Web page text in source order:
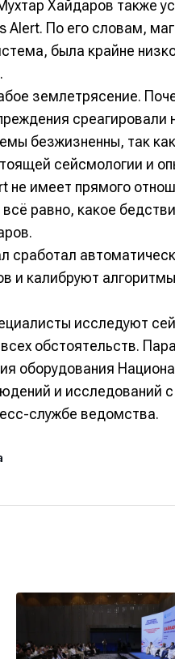
Хайдаров также
По его словам,
была крайне
землетрясение.
среагировали
безжизненны, так
сейсмологии и
не имеет прямого
равно, какое
сработал
и калибруют
исследуют
обстоятельств.
оборудования
и исследований
службе ведомства.